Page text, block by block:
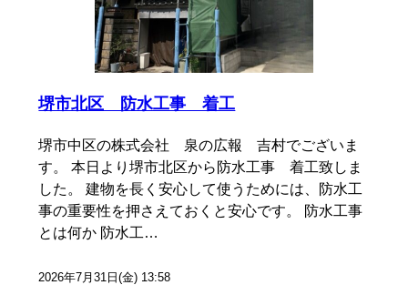
堺市北区 防水工事 着工
堺市中区の株式会社 泉の広報 吉村でございま
す。 本日より堺市北区から防水工事 着工致しま
した。 建物を長く安心して使うためには、防水工
事の重要性を押さえておくと安心です。 防水工事
とは何か 防水工…
2026年7月31日(金) 13:58